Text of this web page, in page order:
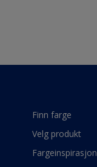
Finn farge
Velg produkt
Fargeinspirasjon